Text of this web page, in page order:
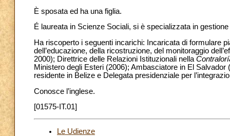
È sposata ed ha una figlia.
É laureata in Scienze Sociali, si è specializzata in
Ha riscoperto i seguenti incarichi: Incaricata di formulare
dell’educazione, della ricostruzione, del monitoraggio
2000); Direttrice delle Relazioni Istituzionali nella
Ministero degli Esteri (2006); Ambasciatore in El
residente in Belize e Delegata presidenziale per
Conosce l’inglese.
[01575-IT.01]
Le Udienze